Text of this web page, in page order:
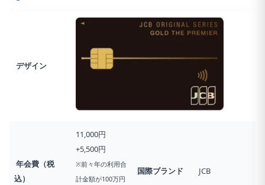
デザイン
年会費（税
込）
11,000円
+5,500円
※前々年の利用合
計金額が100万円
国際ブランド JCB